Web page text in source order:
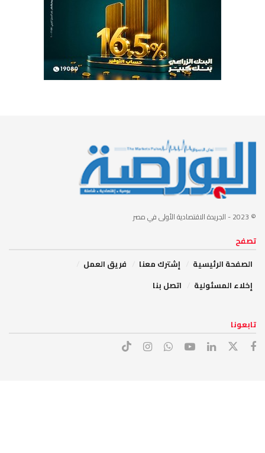
© 2023 - الجريدة الاقتصادية الأولى في مصر
تصفح
الصفحة الرئيسية
إشترك معنا
فريق العمل
إخلاء المسئولية
اتصل بنا
تابعونا